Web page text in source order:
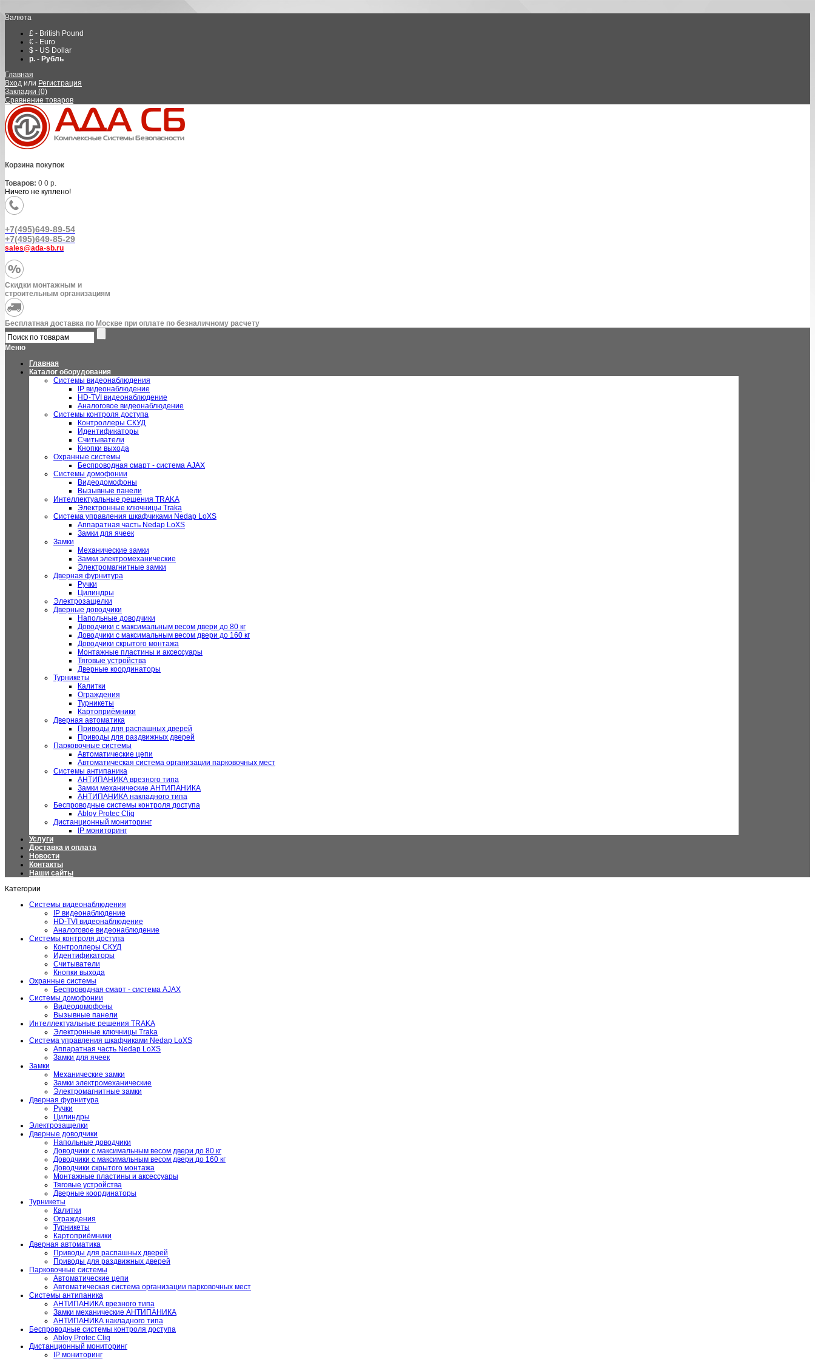
Валюта
£ - British Pound
€ - Euro
$ - US Dollar
р. - Рубль
Главная
Вход или Регистрация
Закладки (0)
Сравнение товаров
Корзина покупок
Товаров: 0 0 р.
Ничего не куплено!
+7(495)649-89-54
+7(495)649-85-29
sales@ada-sb.ru
Скидки монтажным и
строительным организациям
Бесплатная доставка по Москве при оплате по безналичному расчету
Меню
Главная
Каталог оборудования
Системы видеонаблюдения
IP видеонаблюдение
HD-TVI видеонаблюдение
Аналоговое видеонаблюдение
Системы контроля доступа
Контроллеры СКУД
Идентификаторы
Считыватели
Кнопки выхода
Охранные системы
Беспроводная смарт - система AJAX
Системы домофонии
Видеодомофоны
Вызывные панели
Интеллектуальные решения TRAKA
Электронные ключницы Traka
Система управления шкафчиками Nedap LoXS
Аппаратная часть Nedap LoXS
Замки для ячеек
Замки
Механические замки
Замки электромеханические
Электромагнитные замки
Дверная фурнитура
Ручки
Цилиндры
Электрозащелки
Дверные доводчики
Напольные доводчики
Доводчики с максимальным весом двери до 80 кг
Доводчики с максимальным весом двери до 160 кг
Доводчики скрытого монтажа
Монтажные пластины и аксессуары
Тяговые устройства
Дверные координаторы
Турникеты
Калитки
Ограждения
Турникеты
Картоприёмники
Дверная автоматика
Приводы для распашных дверей
Приводы для раздвижных дверей
Парковочные системы
Автоматические цепи
Автоматическая система организации парковочных мест
Системы антипаника
АНТИПАНИКА врезного типа
Замки механические АНТИПАНИКА
АНТИПАНИКА накладного типа
Беспроводные системы контроля доступа
Abloy Protec Cliq
Дистанционный мониторинг
IP мониторинг
Услуги
Доставка и оплата
Новости
Контакты
Наши сайты
Категории
Системы видеонаблюдения
IP видеонаблюдение
HD-TVI видеонаблюдение
Аналоговое видеонаблюдение
Системы контроля доступа
Контроллеры СКУД
Идентификаторы
Считыватели
Кнопки выхода
Охранные системы
Беспроводная смарт - система AJAX
Системы домофонии
Видеодомофоны
Вызывные панели
Интеллектуальные решения TRAKA
Электронные ключницы Traka
Система управления шкафчиками Nedap LoXS
Аппаратная часть Nedap LoXS
Замки для ячеек
Замки
Механические замки
Замки электромеханические
Электромагнитные замки
Дверная фурнитура
Ручки
Цилиндры
Электрозащелки
Дверные доводчики
Напольные доводчики
Доводчики с максимальным весом двери до 80 кг
Доводчики с максимальным весом двери до 160 кг
Доводчики скрытого монтажа
Монтажные пластины и аксессуары
Тяговые устройства
Дверные координаторы
Турникеты
Калитки
Ограждения
Турникеты
Картоприёмники
Дверная автоматика
Приводы для распашных дверей
Приводы для раздвижных дверей
Парковочные системы
Автоматические цепи
Автоматическая система организации парковочных мест
Системы антипаника
АНТИПАНИКА врезного типа
Замки механические АНТИПАНИКА
АНТИПАНИКА накладного типа
Беспроводные системы контроля доступа
Abloy Protec Cliq
Дистанционный мониторинг
IP мониторинг